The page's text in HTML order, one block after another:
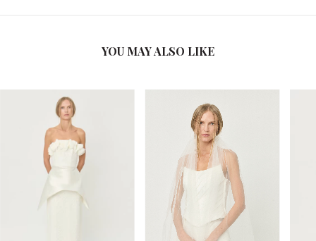
YOU MAY ALSO LIKE